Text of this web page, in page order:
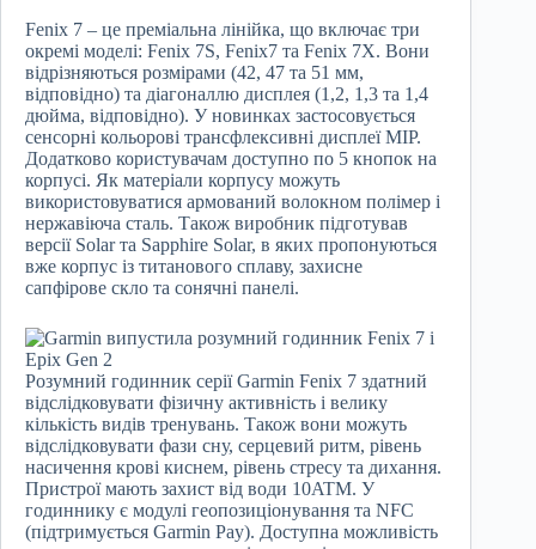
Fenix ​​7 – це преміальна лінійка, що включає три
окремі моделі: Fenix ​​7S, Fenix7 та Fenix ​​7X. Вони
відрізняються розмірами (42, 47 та 51 мм,
відповідно) та діагоналлю дисплея (1,2, 1,3 та 1,4
дюйма, відповідно). У новинках застосовується
сенсорні кольорові трансфлексивні дисплеї MIP.
Додатково користувачам доступно по 5 кнопок на
корпусі. Як матеріали корпусу можуть
використовуватися армований волокном полімер і
нержавіюча сталь. Також виробник підготував
версії Solar та Sapphire Solar, в яких пропонуються
вже корпус із титанового сплаву, захисне
сапфірове скло та сонячні панелі.
Розумний годинник серії Garmin Fenix ​​7 здатний
відслідковувати фізичну активність і велику
кількість видів тренувань. Також вони можуть
відслідковувати фази сну, серцевий ритм, рівень
насичення крові киснем, рівень стресу та дихання.
Пристрої мають захист від води 10ATM. У
годиннику є модулі геопозиціонування та NFC
(підтримується Garmin Pay). Доступна можливість